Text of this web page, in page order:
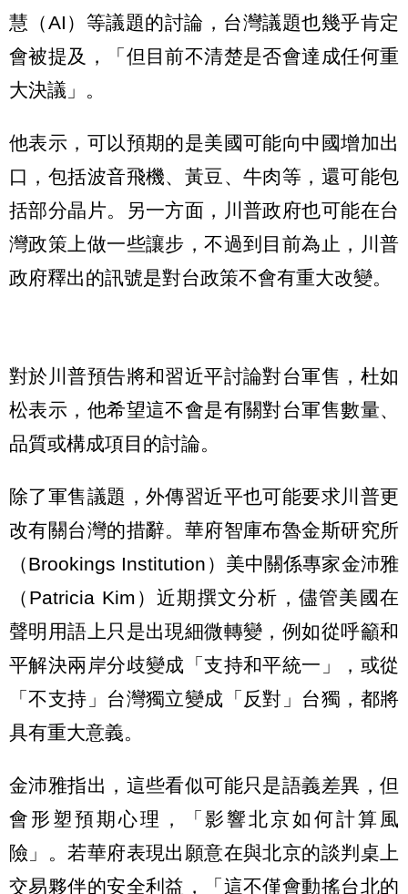
慧（AI）等議題的討論，台灣議題也幾乎肯定
會被提及，「但目前不清楚是否會達成任何重
大決議」。
他表示，可以預期的是美國可能向中國增加出
口，包括波音飛機、黃豆、牛肉等，還可能包
括部分晶片。另一方面，川普政府也可能在台
灣政策上做一些讓步，不過到目前為止，川普
政府釋出的訊號是對台政策不會有重大改變。
對於川普預告將和習近平討論對台軍售，杜如
松表示，他希望這不會是有關對台軍售數量、
品質或構成項目的討論。
除了軍售議題，外傳習近平也可能要求川普更
改有關台灣的措辭。華府智庫布魯金斯研究所
（Brookings Institution）美中關係專家金沛雅
（Patricia Kim）近期撰文分析，儘管美國在
聲明用語上只是出現細微轉變，例如從呼籲和
平解決兩岸分歧變成「支持和平統一」，或從
「不支持」台灣獨立變成「反對」台獨，都將
具有重大意義。
金沛雅指出，這些看似可能只是語義差異，但
會形塑預期心理，「影響北京如何計算風
險」。若華府表現出願意在與北京的談判桌上
交易夥伴的安全利益，「這不僅會動搖台北的